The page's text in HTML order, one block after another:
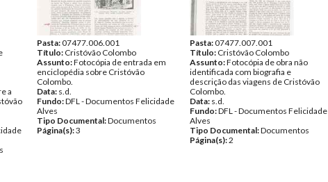
a
Pasta:07477.006.001
Título: Cristóvão Colombo
Assunto:Fotocópia de entrada em
enciclopédia sobre Cristóvão
Colombo.
Data: s.d.
Fundo:DFL - Documentos Felicidade
Alves
Tipo Documental:Documentos
Página(s):3
Pasta:07477.007.001
Título: Cristóvão Colombo
Assunto:Fotocópia de obra não
identificada com biografia e
descrição das viagens de Cristóvão
Colombo.
Data: s.d.
Fundo:DFL - Documentos Felicidade
Alves
Tipo Documental:Documentos
Página(s):2